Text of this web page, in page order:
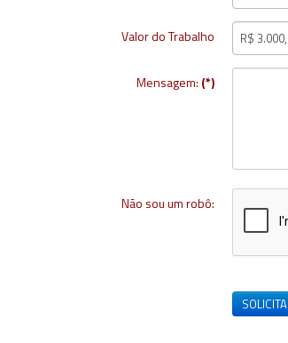
Valor do Trabalho
Mensagem: (*)
Não sou um robô: